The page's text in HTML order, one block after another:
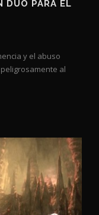
DÚO PARA EL
y el abuso
al